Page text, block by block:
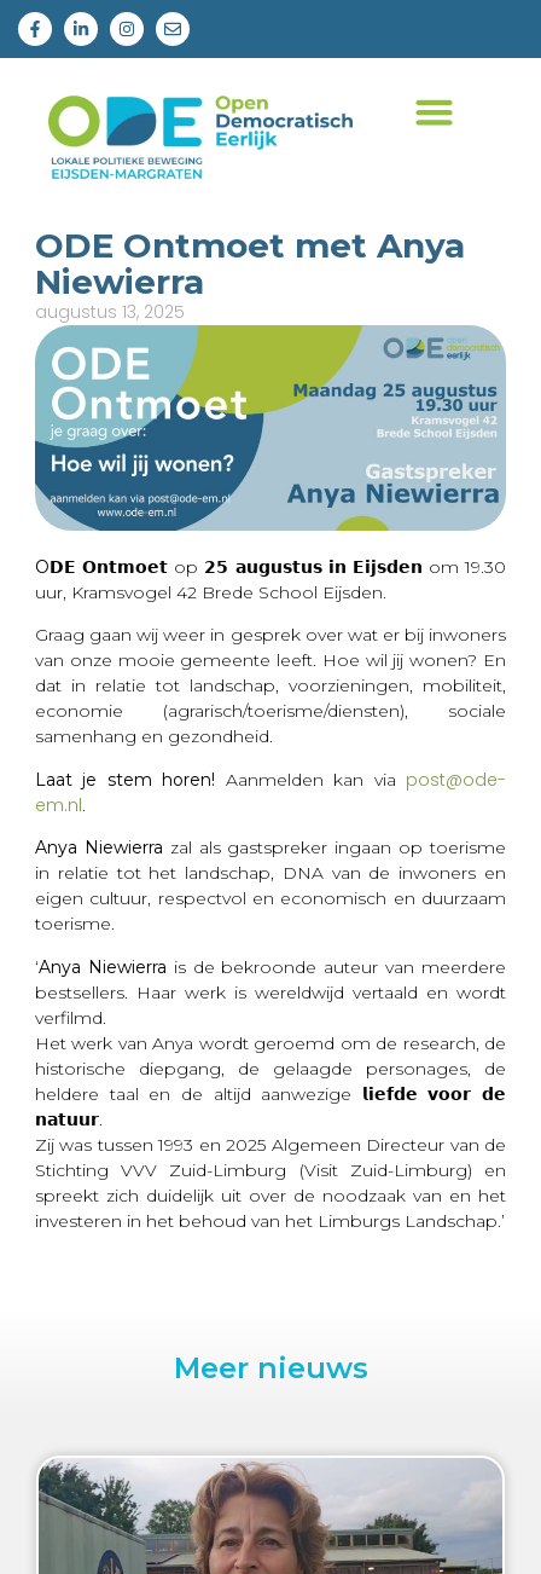
ODE Ontmoet met Anya
Niewierra
augustus 13, 2025
O𝗗𝗘 𝗢𝗻𝘁𝗺𝗼𝗲𝘁 op 𝟮𝟱 𝗮𝘂𝗴𝘂𝘀𝘁𝘂𝘀 𝗶𝗻 𝗘𝗶𝗷𝘀𝗱𝗲𝗻 om 19.30
uur, Kramsvogel 42 Brede School Eijsden.
Graag gaan wij weer in gesprek over wat er bij inwoners
van onze mooie gemeente leeft. Hoe wil jij wonen? En
dat in relatie tot landschap, voorzieningen, mobiliteit,
economie (agrarisch/toerisme/diensten), sociale
samenhang en gezondheid.
Laat je stem horen! Aanmelden kan via post@ode-
em.nl.
Anya Niewierra zal als gastspreker ingaan op toerisme
in relatie tot het landschap, DNA van de inwoners en
eigen cultuur, respectvol en economisch en duurzaam
toerisme.
‘Anya Niewierra is de bekroonde auteur van meerdere
bestsellers. Haar werk is wereldwijd vertaald en wordt
verfilmd.
Het werk van Anya wordt geroemd om de research, de
historische diepgang, de gelaagde personages, de
heldere taal en de altijd aanwezige 𝗹𝗶𝗲𝗳𝗱𝗲 𝘃𝗼𝗼𝗿 𝗱𝗲
𝗻𝗮𝘁𝘂𝘂𝗿.
Zij was tussen 1993 en 2025 Algemeen Directeur van de
Stichting VVV Zuid-Limburg (Visit Zuid-Limburg) en
spreekt zich duidelijk uit over de noodzaak van en het
investeren in het behoud van het Limburgs Landschap.’
Meer nieuws